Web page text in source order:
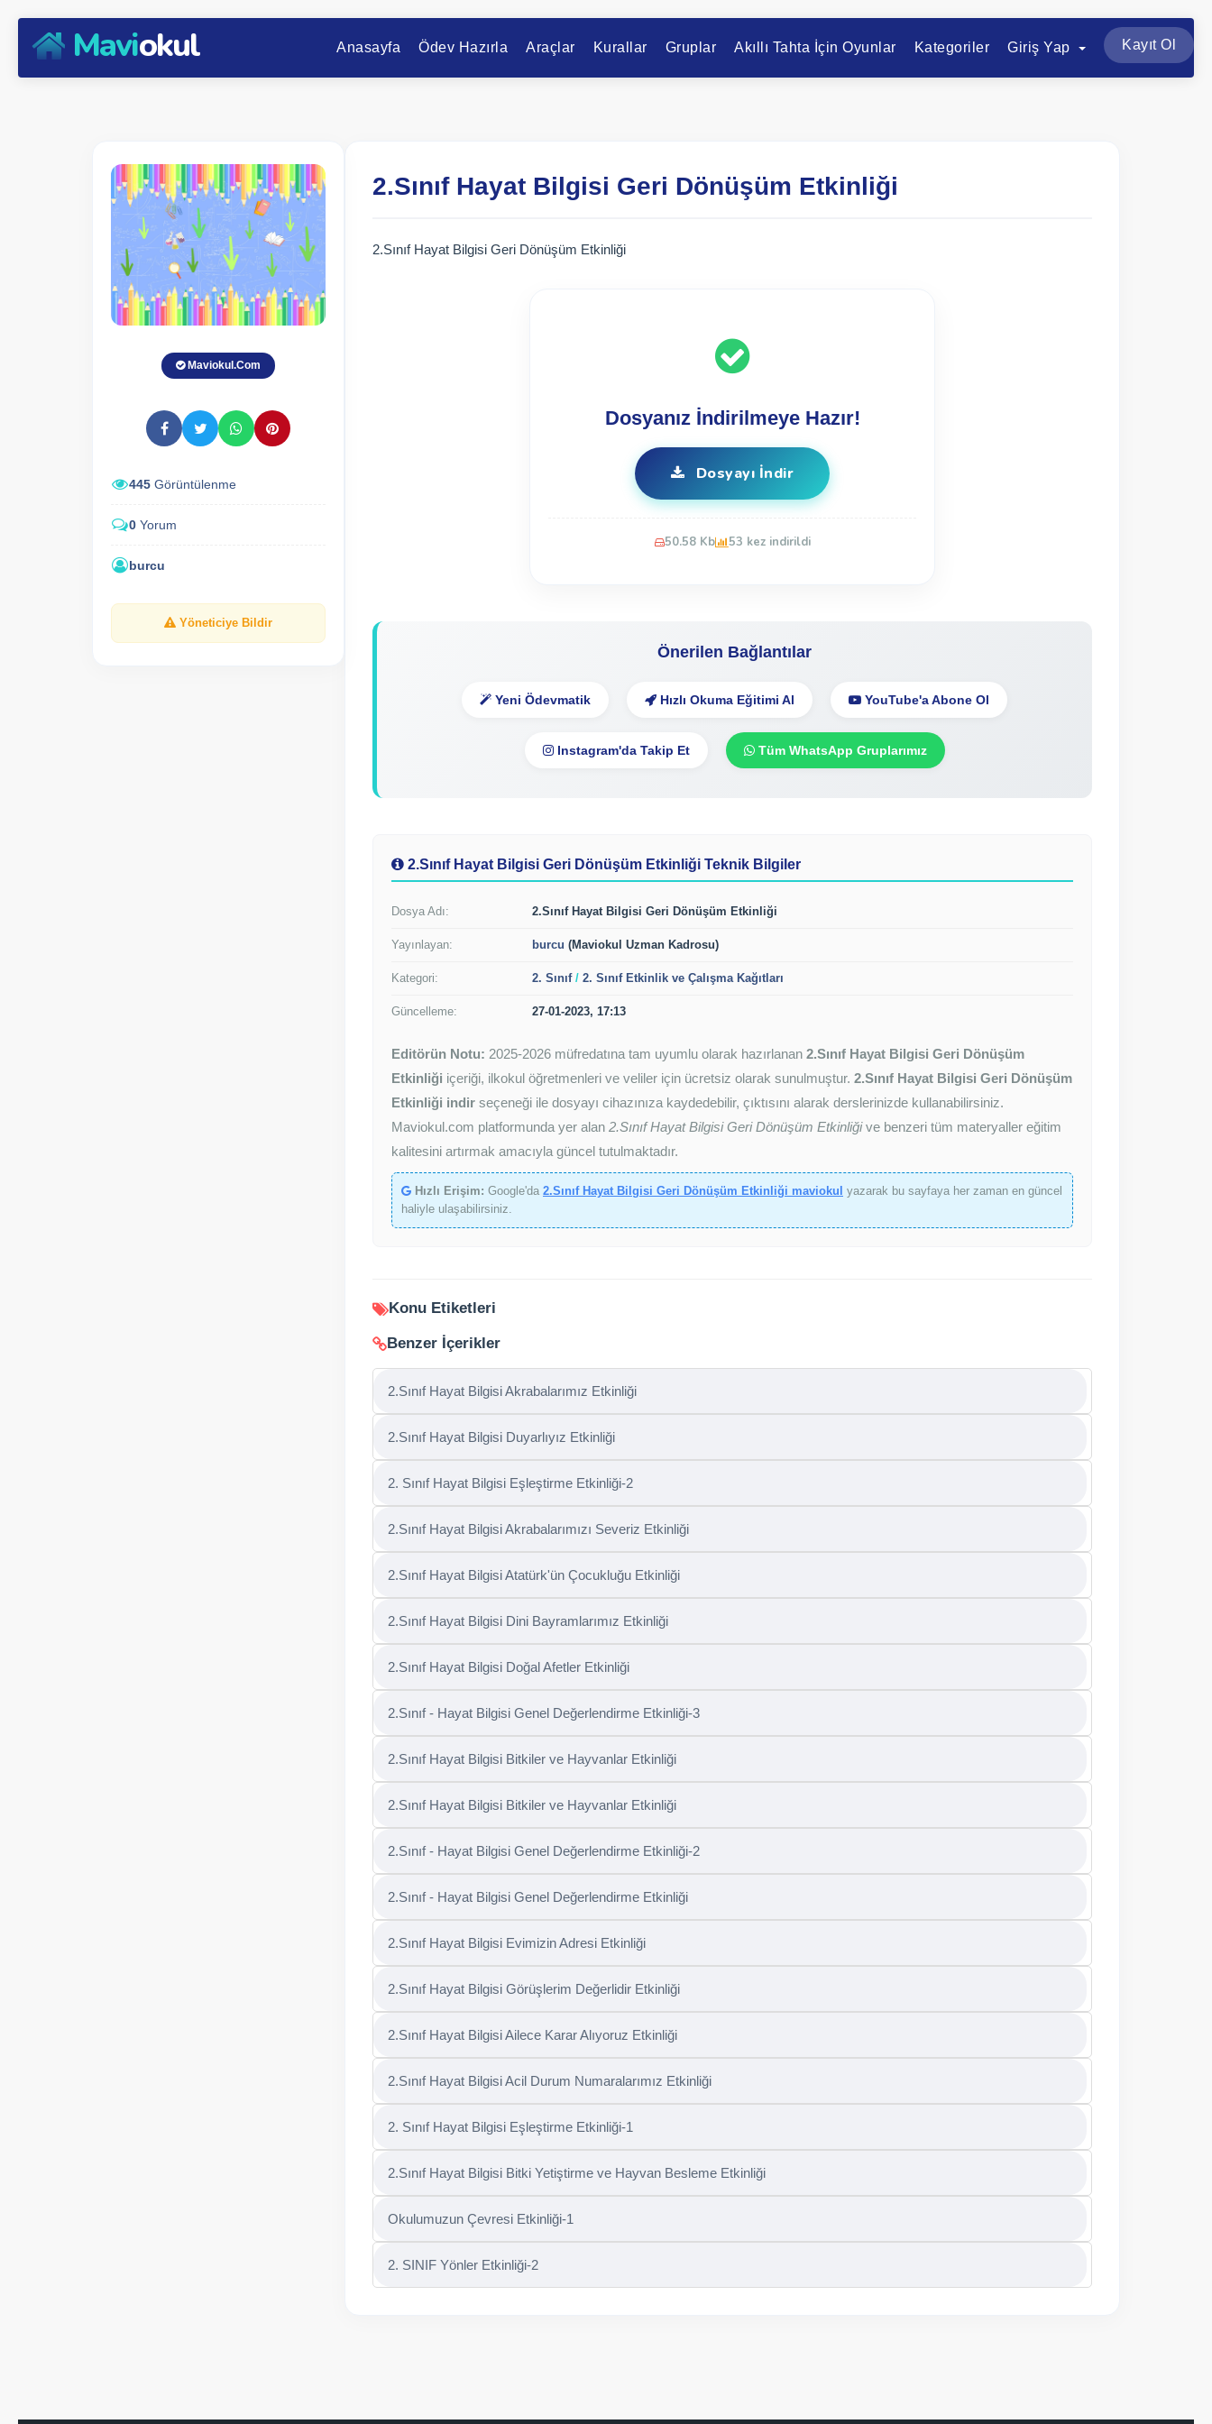
Maviokul Anasayfa Ödev Hazırla Araçlar Kurallar Gruplar Akıllı Tahta İçin Oyunlar Kategoriler Giriş Yap Kayıt Ol
Maviokul.Com
445 Görüntülenme
0 Yorum
burcu
Yöneticiye Bildir
2.Sınıf Hayat Bilgisi Geri Dönüşüm Etkinliği
2.Sınıf Hayat Bilgisi Geri Dönüşüm Etkinliği
Dosyanız İndirilmeye Hazır!
Dosyayı İndir
50.58 Kb 53 kez indirildi
Önerilen Bağlantılar
Yeni Ödevmatik Hızlı Okuma Eğitimi Al YouTube'a Abone Ol
Instagram'da Takip Et Tüm WhatsApp Gruplarımız
2.Sınıf Hayat Bilgisi Geri Dönüşüm Etkinliği Teknik Bilgiler
Dosya Adı: 2.Sınıf Hayat Bilgisi Geri Dönüşüm Etkinliği
Yayınlayan: burcu (Maviokul Uzman Kadrosu)
Kategori: 2. Sınıf/ 2. Sınıf Etkinlik ve Çalışma Kağıtları
Güncelleme: 27-01-2023, 17:13
Editörün Notu: 2025-2026 müfredatına tam uyumlu olarak hazırlanan 2.Sınıf Hayat Bilgisi Geri Dönüşüm
Etkinliği içeriği, ilkokul öğretmenleri ve veliler için ücretsiz olarak sunulmuştur. 2.Sınıf Hayat Bilgisi Geri Dönüşüm
Etkinliği indir seçeneği ile dosyayı cihazınıza kaydedebilir, çıktısını alarak derslerinizde kullanabilirsiniz.
Maviokul.com platformunda yer alan 2.Sınıf Hayat Bilgisi Geri Dönüşüm Etkinliğive benzeri tüm materyaller eğitim
kalitesini artırmak amacıyla güncel tutulmaktadır.
Hızlı Erişim: Google'da 2.Sınıf Hayat Bilgisi Geri Dönüşüm Etkinliği maviokul yazarak bu sayfaya her zaman en güncel
haliyle ulaşabilirsiniz.
Konu Etiketleri
Benzer İçerikler
2.Sınıf Hayat Bilgisi Akrabalarımız Etkinliği
2.Sınıf Hayat Bilgisi Duyarlıyız Etkinliği
2. Sınıf Hayat Bilgisi Eşleştirme Etkinliği-2
2.Sınıf Hayat Bilgisi Akrabalarımızı Severiz Etkinliği
2.Sınıf Hayat Bilgisi Atatürk'ün Çocukluğu Etkinliği
2.Sınıf Hayat Bilgisi Dini Bayramlarımız Etkinliği
2.Sınıf Hayat Bilgisi Doğal Afetler Etkinliği
2.Sınıf - Hayat Bilgisi Genel Değerlendirme Etkinliği-3
2.Sınıf Hayat Bilgisi Bitkiler ve Hayvanlar Etkinliği
2.Sınıf Hayat Bilgisi Bitkiler ve Hayvanlar Etkinliği
2.Sınıf - Hayat Bilgisi Genel Değerlendirme Etkinliği-2
2.Sınıf - Hayat Bilgisi Genel Değerlendirme Etkinliği
2.Sınıf Hayat Bilgisi Evimizin Adresi Etkinliği
2.Sınıf Hayat Bilgisi Görüşlerim Değerlidir Etkinliği
2.Sınıf Hayat Bilgisi Ailece Karar Alıyoruz Etkinliği
2.Sınıf Hayat Bilgisi Acil Durum Numaralarımız Etkinliği
2. Sınıf Hayat Bilgisi Eşleştirme Etkinliği-1
2.Sınıf Hayat Bilgisi Bitki Yetiştirme ve Hayvan Besleme Etkinliği
Okulumuzun Çevresi Etkinliği-1
2. SINIF Yönler Etkinliği-2